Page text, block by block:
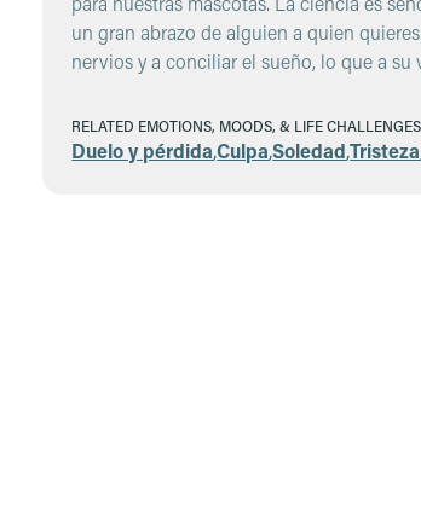
un gran abrazo de alguien a quien
nervios y a conciliar el sueño, lo que a
RELATED EMOTIONS, MOODS, & LIFE CHALLENGES
Duelo y pérdida,Culpa,Soledad,Tristeza